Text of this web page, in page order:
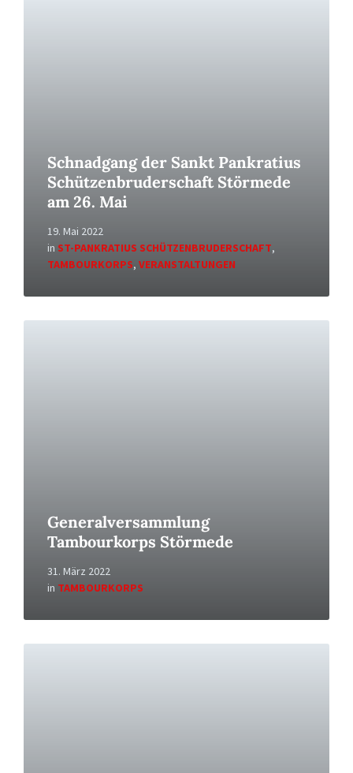
Schnadgang der Sankt Pankratius
Schützenbruderschaft Störmede
am 26. Mai
19. Mai 2022
in ST-PANKRATIUS SCHÜTZENBRUDERSCHAFT,
TAMBOURKORPS, VERANSTALTUNGEN
Generalversammlung
Tambourkorps Störmede
31. März 2022
in TAMBOURKORPS